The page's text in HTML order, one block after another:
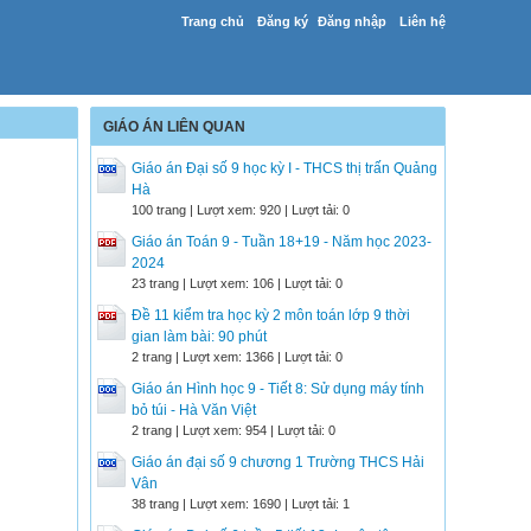
Trang chủ Đăng ký Đăng nhập Liên hệ
GIÁO ÁN LIÊN QUAN
Giáo án Đại số 9 học kỳ I - THCS thị trấn Quảng
Hà
100 trang | Lượt xem: 920 | Lượt tải: 0
Giáo án Toán 9 - Tuần 18+19 - Năm học 2023-
2024
23 trang | Lượt xem: 106 | Lượt tải: 0
Đề 11 kiểm tra học kỳ 2 môn toán lớp 9 thời
gian làm bài: 90 phút
2 trang | Lượt xem: 1366 | Lượt tải: 0
Giáo án Hình học 9 - Tiết 8: Sử dụng máy tính
bỏ túi - Hà Văn Việt
2 trang | Lượt xem: 954 | Lượt tải: 0
Giáo án đại số 9 chương 1 Trường THCS Hải
Vân
38 trang | Lượt xem: 1690 | Lượt tải: 1